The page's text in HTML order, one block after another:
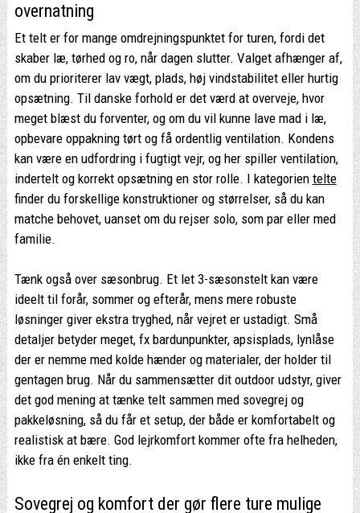
overnatning
Et telt er for mange omdrejningspunktet for turen, fordi det
skaber læ, tørhed og ro, når dagen slutter. Valget afhænger af,
om du prioriterer lav vægt, plads, høj vindstabilitet eller hurtig
opsætning. Til danske forhold er det værd at overveje, hvor
meget blæst du forventer, og om du vil kunne lave mad i læ,
opbevare oppakning tørt og få ordentlig ventilation. Kondens
kan være en udfordring i fugtigt vejr, og her spiller ventilation,
indertelt og korrekt opsætning en stor rolle. I kategorien telte
finder du forskellige konstruktioner og størrelser, så du kan
matche behovet, uanset om du rejser solo, som par eller med
familie.
Tænk også over sæsonbrug. Et let 3-sæsonstelt kan være
ideelt til forår, sommer og efterår, mens mere robuste
løsninger giver ekstra tryghed, når vejret er ustadigt. Små
detaljer betyder meget, fx bardunpunkter, apsisplads, lynlåse
der er nemme med kolde hænder og materialer, der holder til
gentagen brug. Når du sammensætter dit outdoor udstyr, giver
det god mening at tænke telt sammen med sovegrej og
pakkeløsning, så du får et setup, der både er komfortabelt og
realistisk at bære. God lejrkomfort kommer ofte fra helheden,
ikke fra én enkelt ting.
Sovegrej og komfort der gør flere ture mulige